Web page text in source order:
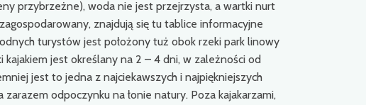
przybrzeżne), woda nie jest przejrzysta, a wartki nurt
znajdują się tu tablice informacyjne
turystów jest położony tuż obok rzeki park linowy
jest określany na 2 – 4 dni, w zależności od
jest to jedna z najciekawszych i najpiękniejszych
odpoczynku na łonie natury. Poza kajakarzami,